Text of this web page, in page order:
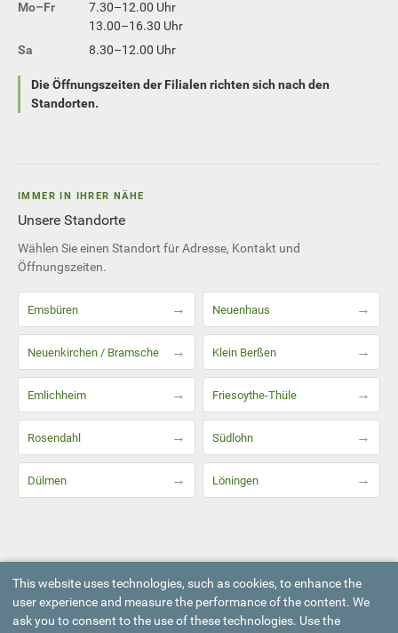
Mo–Fr
7.30–12.00 Uhr
13.00–16.30 Uhr
Sa
8.30–12.00 Uhr
Die Öffnungszeiten der Filialen richten sich nach den
Standorten.
IMMER IN IHRER NÄHE
Unsere Standorte
Wählen Sie einen Standort für Adresse, Kontakt und
Öffnungszeiten.
Emsbüren → Neuenhaus →
Neuenkirchen / Bramsche → Klein Berßen →
Emlichheim → Friesoythe-Thüle →
Rosendahl → Südlohn →
Dülmen → Löningen →
This website uses technologies, such as cookies, to enhance the
user experience and measure the performance of the content. We
ask you to consent to the use of these technologies. Use the